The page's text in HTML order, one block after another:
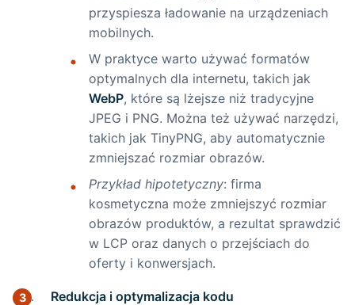
przyspiesza ładowanie na urządzeniach
mobilnych.
W praktyce warto używać formatów
optymalnych dla internetu, takich jak
WebP, które są lżejsze niż tradycyjne
JPEG i PNG. Można też używać narzędzi,
takich jak TinyPNG, aby automatycznie
zmniejszać rozmiar obrazów.
Przykład hipotetyczny: firma
kosmetyczna może zmniejszyć rozmiar
obrazów produktów, a rezultat sprawdzić
w LCP oraz danych o przejściach do
oferty i konwersjach.
Redukcja i optymalizacja kodu